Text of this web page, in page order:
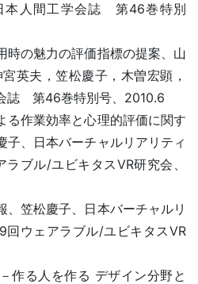
本人間工学会誌 第46巻特別
時の魅力の評価指標の提案、山
英夫，笠松慶子，木曽宏顕，
誌 第46巻特別号、2010.6
る作業効率と心理的評価に関す
子、日本バーチャルリアリティ
ブル/ユビキタスVR研究会、
、笠松慶子、日本バーチャルリ
回ウェアラブル/ユビキタスVR
作る人を作る デザイン分野と